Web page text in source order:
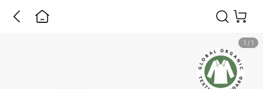
1 / 1